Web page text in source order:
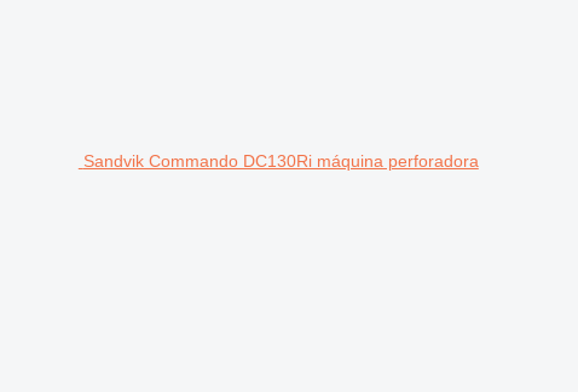
Sandvik Commando DC130Ri máquina perforadora